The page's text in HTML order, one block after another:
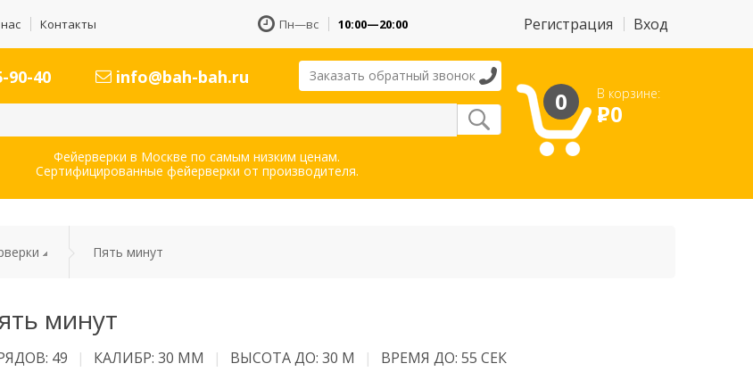
Контакты Пн—вс 10:00—20:00 Регистрация Вход
90-40 info@bah-bah.ru Заказать обратный звонок
Фейерверки в Москве по самым низким ценам.
Сертифицированные фейерверки от производителя.
0 В корзине:
Р0
Пять минут
минут
49 КАЛИБР: 30 ММ ВЫСОТА ДО: 30 М ВРЕМЯ ДО: 55 СЕК